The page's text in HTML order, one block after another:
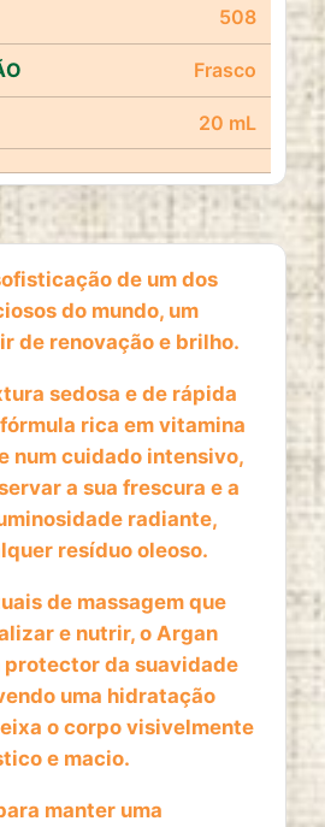
508
Frasco
20 mL
de um dos
do mundo, um
de renovação e brilho.
sedosa e de rápida
rica em vitamina
num cuidado intensivo,
a sua frescura e a
radiante,
resíduo oleoso.
de massagem que
e nutrir, o Argan
protector da suavidade
uma hidratação
o corpo visivelmente
e macio.
manter uma
as opções de
pelo utilizador.
recolhem informação de
dados ajudam-nos a
os visitantes utilizam o nosso
anónima da utilização do